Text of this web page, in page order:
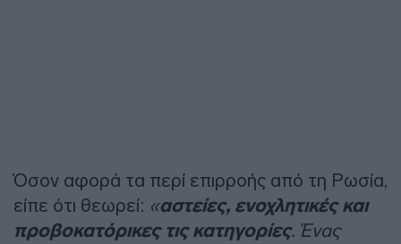
Όσον αφορά τα περί επιρροής από τη Ρωσία,
είπε ότι θεωρεί: «αστείες, ενοχλητικές και
προβοκατόρικες τις κατηγορίες. Ένας